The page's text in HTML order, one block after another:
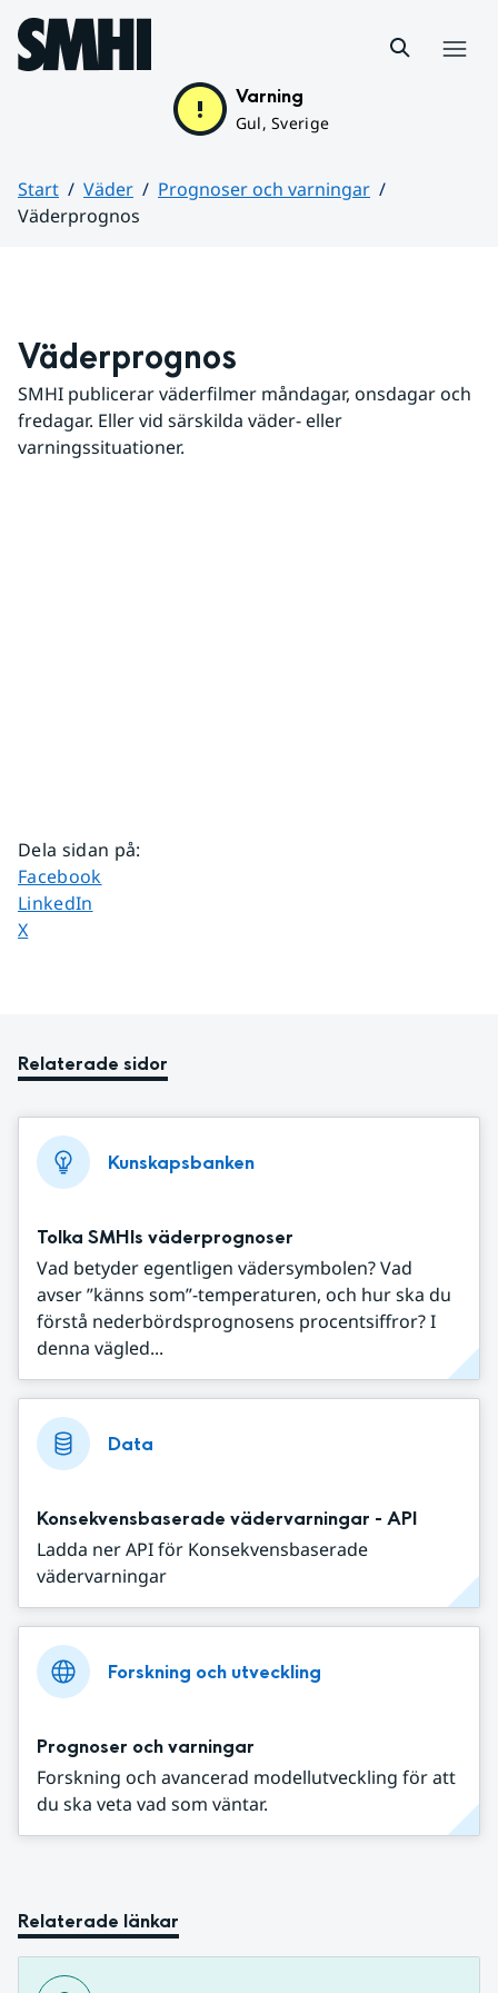
Hoppa till sidans innehåll
Varning
Gul, Sverige
Start Väder
Prognoser och varningar
Väderprognos
Väderprognos
SMHI publicerar väderfilmer måndagar, onsdagar och
fredagar. Eller vid särskilda väder- eller
varningssituationer.
Dela sidan på:
Dela sidan på
Facebook
Dela sidan på
LinkedIn
Dela sidan på
X
Relaterade sidor
Kunskapsbanken
Tolka SMHIs väderprognoser
Vad betyder egentligen vädersymbolen? Vad
avser ”känns som”-temperaturen, och hur ska du
förstå nederbördsprognosens procentsiffror? I
denna vägled...
Data
Konsekvensbaserade vädervarningar - API
Ladda ner API för Konsekvensbaserade
vädervarningar
Forskning och utveckling
Prognoser och varningar
Forskning och avancerad modellutveckling för att
du ska veta vad som väntar.
Relaterade länkar